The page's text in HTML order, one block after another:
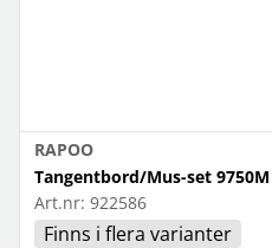
RAPOO
Tangentbord/Mus-set
Art.nr: 922586
Finns i flera varianter